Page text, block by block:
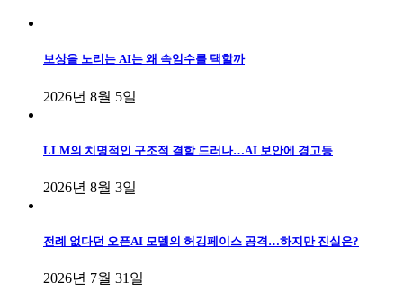
보상을 노리는 AI는 왜 속임수를 택할까
2026년 8월 5일
LLM의 치명적인 구조적 결함 드러나…AI 보안에 경고등
2026년 8월 3일
전례 없다던 오픈AI 모델의 허깅페이스 공격…하지만 진실은?
2026년 7월 31일